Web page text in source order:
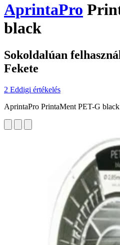
AprintaPro
black
Sokoldalúan
Fekete
2 Eddigi értékelés
AprintaPro PrintaMent PET-G black